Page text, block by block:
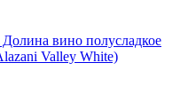
вино полусладкое
Valley White)